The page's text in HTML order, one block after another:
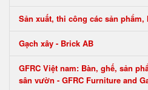
Sản xuất, thi công các sản phẩm,
Gạch xây - Brick AB
GFRC Việt nam: Bàn, ghế, sản
sân vườn - GFRC Furniture and